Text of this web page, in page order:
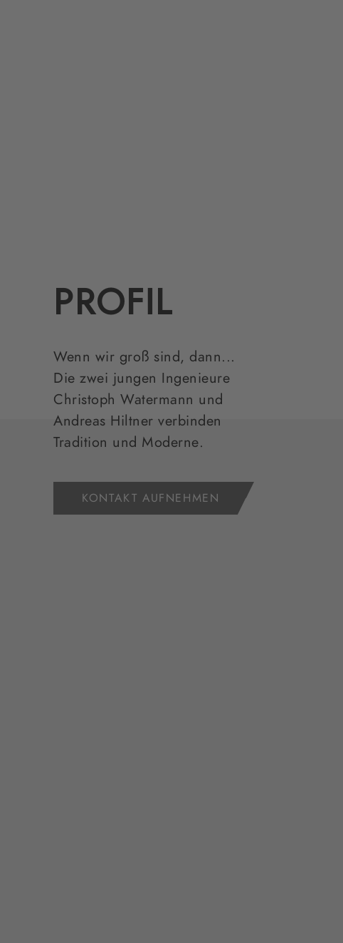
PROFIL
Wenn wir groß sind, dann...
Die zwei jungen Ingenieure
Christoph Watermann und
Andreas Hiltner verbinden
Tradition und Moderne.
KONTAKT AUFNEHMEN